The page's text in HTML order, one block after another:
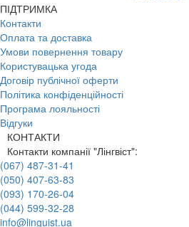
ПІДТРИМКА
Контакти
Оплата та доставка
Умови повернення товару
Користувацька угода
Договір публічної оферти
Політика конфіденційності
Програма лояльності
Відгуки
КОНТАКТИ
Контакти компанії "Лінгвіст":
(067) 487-31-41
(050) 407-63-83
(093) 170-26-04
(044) 599-32-28
info@linguist.ua